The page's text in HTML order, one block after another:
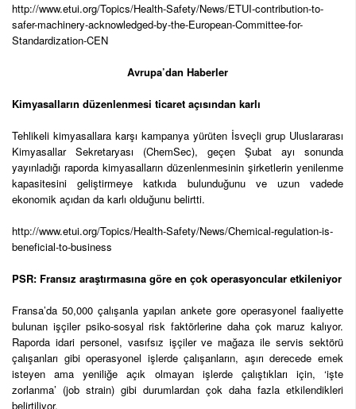
http://www.etui.org/Topics/Health-Safety/News/ETUI-contribution-to-
safer-machinery-acknowledged-by-the-European-Committee-for-
Standardization-CEN
Avrupa’dan Haberler
Kimyasalların düzenlenmesi ticaret açısından karlı
Tehlikeli kimyasallara karşı kampanya yürüten İsveçli grup Uluslararası
Kimyasallar Sekretaryası (ChemSec), geçen Şubat ayı sonunda
yayınladığı raporda kimyasalların düzenlenmesinin şirketlerin yenilenme
kapasitesini geliştirmeye katkıda bulunduğunu ve uzun vadede
ekonomik açıdan da karlı olduğunu belirtti.
http://www.etui.org/Topics/Health-Safety/News/Chemical-regulation-is-
beneficial-to-business
PSR: Fransız araştırmasına göre en çok operasyoncular etkileniyor
Fransa’da 50,000 çalışanla yapılan ankete gore operasyonel faaliyette
bulunan işçiler psiko-sosyal risk faktörlerine daha çok maruz kalıyor.
Raporda idari personel, vasıfsız işçiler ve mağaza ile servis sektörü
çalışanları gibi operasyonel işlerde çalışanların, aşırı derecede emek
isteyen ama yeniliğe açık olmayan işlerde çalıştıkları için, ‘işte
zorlanma’ (job strain) gibi durumlardan çok daha fazla etkilendikleri
belirtiliyor.